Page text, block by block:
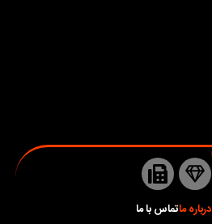
درباره ماتماس با ما